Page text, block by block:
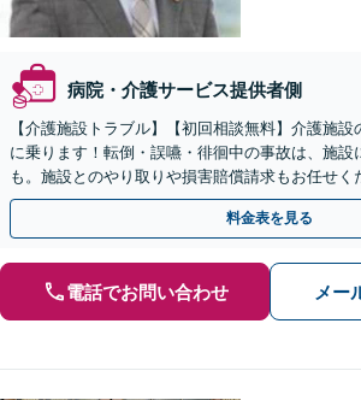
病院・介護サービス提供者側
【介護施設トラブル】【初回相談無料】介護施
に乗ります！転倒・誤嚥・徘徊中の事故は、施設
も。施設とのやり取りや損害賠償請求もお任せく
可】【夜間・休日面談可】【関東エリア対応】
料金表を見る
電話でお問い合わせ メー